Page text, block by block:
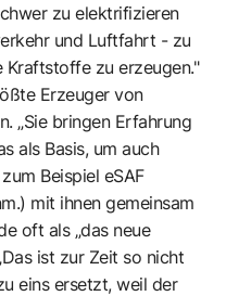
zu elektrifizieren
und Luftfahrt - zu
Kraftstoffe zu erzeugen."
Erzeuger von
„Sie bringen Erfahrung
als Basis, um auch
Beispiel eSAF
mit ihnen gemeinsam
oft als „das neue
ist zur Zeit so nicht
eins ersetzt, weil der